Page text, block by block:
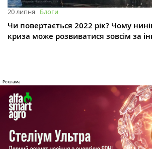
20 липня Блоги
Чи повертається 2022 рік? Чому
криза може розвиватися зовсім за